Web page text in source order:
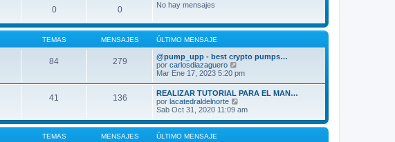
0 0 No hay mensajes
TEMAS MENSAJES ÚLTIMO MENSAJE
84 279
@pump_upp - best crypto pumps…
por carlosdiazaguero
e
ú
l
t
i
m
o
Mar Ene 17, 2023 5:20 pm
41 136
REALIZAR TUTORIAL PARA EL MAN…
por lacatedraldelnorte
e
ú
Sab Oct 31, 2020 11:09 am
TEMAS MENSAJES ÚLTIMO MENSAJE